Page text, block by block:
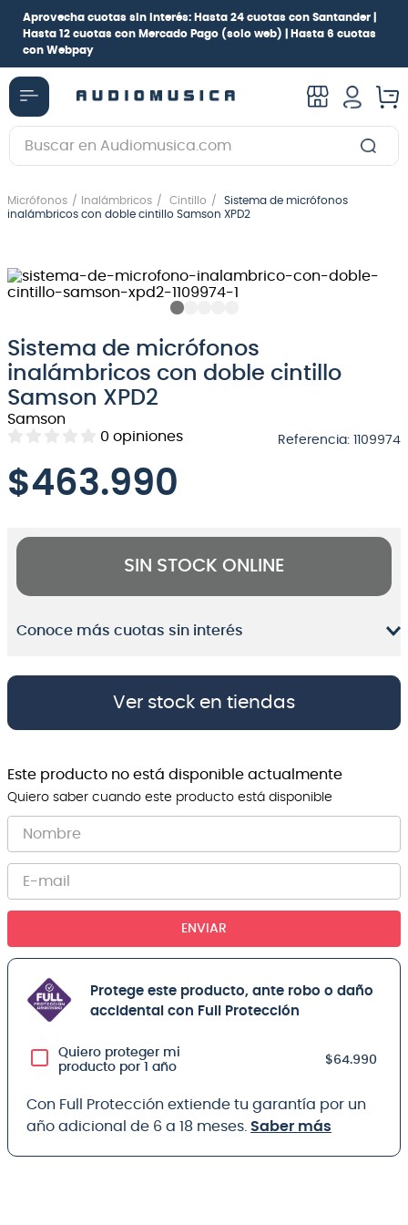
Aprovecha cuotas sin interés: Hasta 24 cuotas con Santander |
Hasta 12 cuotas con Mercado Pago (solo web) |
Hasta 6 cuotas
con Webpay
Buscar en Audiomusica.com
Micrófonos Inalámbricos Cintillo
Sistema de micrófonos
inalámbricos con doble cintillo Samson XPD2
Sistema de micrófonos
inalámbricos con doble cintillo
Samson XPD2
Samson
0 opiniones Referencia: 1109974
$463.990
SIN STOCK ONLINE
Conoce más cuotas sin interés
Ver stock en tiendas
Este producto no está disponible actualmente
Quiero saber cuando este producto está disponible
ENVIAR
Protege este producto, ante robo o daño
accidental con Full Protección
Quiero proteger mi
producto por 1 año
$64.990
Con Full Protección extiende tu garantía por un
año adicional de 6 a 18 meses. Saber más
1.
guitarra electrica
3.
guitarra electroacústica
5.
amplificador
6.
guitarra
7.
teclado
micrófono
bateria
violin